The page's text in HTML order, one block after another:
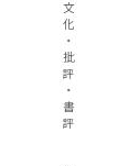
文
化
・
批
評
・
書
評